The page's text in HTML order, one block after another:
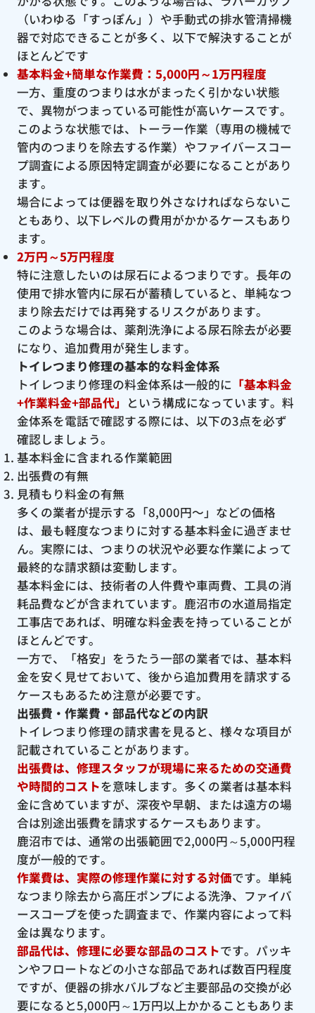
（いわゆる「すっぽん」）や手動式の排水管清掃機
器で対応できることが多く、以下で解決することが
ほとんどです
基本料金+簡単な作業費：5,000円～1万円程度
一方、重度のつまりは水がまったく引かない状態
で、異物がつまっている可能性が高いケースです。
このような状態では、トーラー作業（専用の機械で
管内のつまりを除去する作業）やファイバースコー
プ調査による原因特定調査が必要になることがあり
ます。
場合によっては便器を取り外さなければならないこ
ともあり、以下レベルの費用がかかるケースもあり
ます。
2万円～5万円程度
特に注意したいのは尿石によるつまりです。長年の
使用で排水管内に尿石が蓄積していると、単純なつ
まり除去だけでは再発するリスクがあります。
このような場合は、薬剤洗浄による尿石除去が必要
になり、追加費用が発生します。
トイレつまり修理の基本的な料金体系
トイレつまり修理の料金体系は一般的に 「基本料金
+作業料金+部品代」 という構成になっています。料
金体系を電話で確認する際には、以下の3点を必ず
確認しましょう。
基本料金に含まれる作業範囲
出張費の有無
見積もり料金の有無
多くの業者が提示する「8,000円〜」などの価格
は、最も軽度なつまりに対する基本料金に過ぎませ
ん。実際には、つまりの状況や必要な作業によって
最終的な請求額は変動します。
基本料金には、技術者の人件費や車両費、工具の消
耗品費などが含まれています。鹿沼市の水道局指定
工事店であれば、明確な料金表を持っていることが
ほとんどです。
一方で、「格安」をうたう一部の業者では、基本料
金を安く見せておいて、後から追加費用を請求する
ケースもあるため注意が必要です。
出張費・作業費・部品代などの内訳
トイレつまり修理の請求書を見ると、様々な項目が
記載されていることがあります。
出張費は、修理スタッフが現場に来るための交通費
や時間的コストを意味します。多くの業者は基本料
金に含めていますが、深夜や早朝、または遠方の場
合は別途出張費を請求するケースもあります。
鹿沼市では、通常の出張範囲で2,000円～5,000円程
度が一般的です。
作業費は、実際の修理作業に対する対価です。単純
なつまり除去から高圧ポンプによる洗浄、ファイバ
ースコープを使った調査まで、作業内容によって料
金は異なります。
部品代は、修理に必要な部品のコストです。パッキ
ンやフロートなどの小さな部品であれば数百円程度
ですが、便器の排水バルブなど主要部品の交換が必
要になると5,000円～1万円以上かかることもありま